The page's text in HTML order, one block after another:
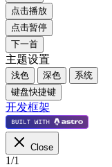
点击播放
点击暂停
下一首
主题设置
浅色 深色
系统
键盘快捷键
开发框架
Close
1/1